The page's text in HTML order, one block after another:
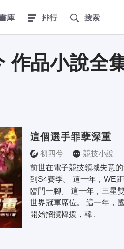
庫 排行 搜索
作品小說全
這個選手罪孽深重
初四兮 競技小說
前世在電子競技領域失意
到S4賽季。 這一年，WE
臨門一腳。 這一年，三星
世界冠軍席位。 這一年，
開始招攬韓援，韓..